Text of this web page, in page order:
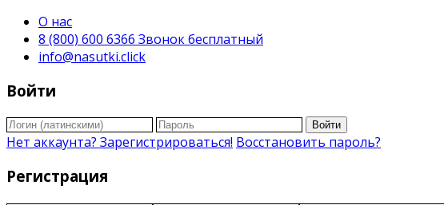
О нас
8 (800) 600 6366 Звонок бесплатный
info@nasutki.click
Войти
Войти
Нет аккаунта? Зарегистрироваться! Восстановить пароль?
Регистрация